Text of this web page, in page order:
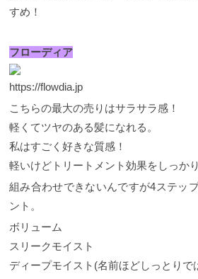
すめ！
フローディア
https://flowdia.jp
こちらの最大の売りはサラサラ感！
軽くてツヤのある髪になれる。
私はすごく好きな質感！
軽いけどトリートメント効果をしっか
組み合わせできないんですが4ステッ
ント。
ボリューム
スリークモイスト
ディープモイスト(名前ほどしっとりで